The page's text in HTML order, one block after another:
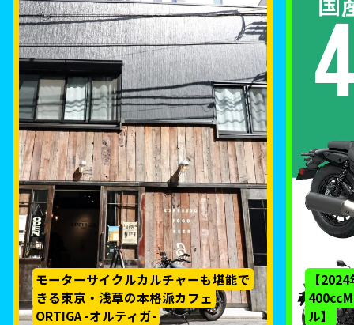
モーターサイクルカルチャーも堪能で
きる東京・浅草の本格派カフェ
ORTIGA -オルティガ-
【
ル】